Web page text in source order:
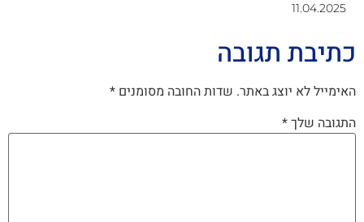
11.04.2025
כתיבת תגובה
האימייל לא יוצג באתר. שדות החובה מסומנים *
התגובה שלך*